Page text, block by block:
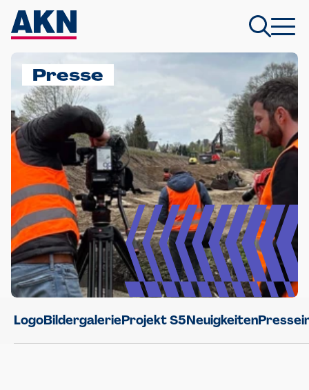
Presse
LogoBildergalerieProjekt S5Neuigkeiten